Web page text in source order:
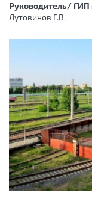
Руководитель/ ГИП
Лутовинов Г.В.